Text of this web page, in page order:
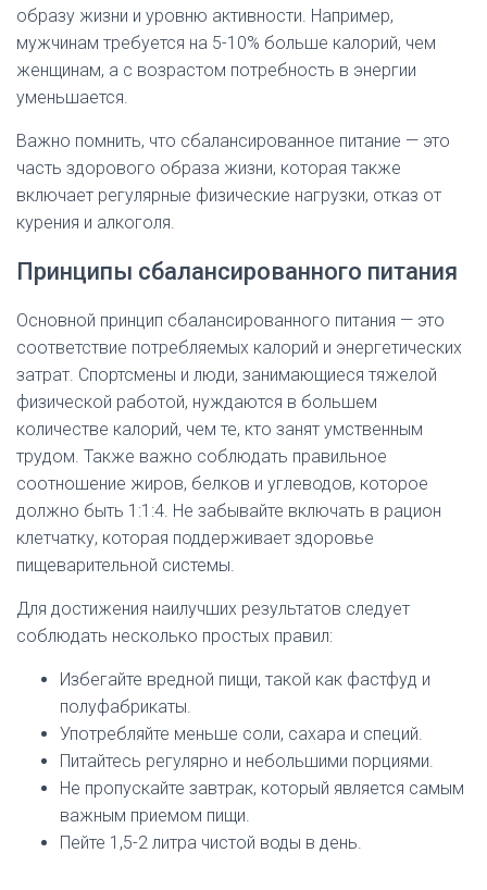
образу жизни и уровню активности. Например,
мужчинам требуется на 5-10% больше калорий, чем
женщинам, а с возрастом потребность в энергии
уменьшается.
Важно помнить, что сбалансированное питание — это
часть здорового образа жизни, которая также
включает регулярные физические нагрузки, отказ от
курения и алкоголя.
Принципы сбалансированного питания
Основной принцип сбалансированного питания — это
соответствие потребляемых калорий и энергетических
затрат. Спортсмены и люди, занимающиеся тяжелой
физической работой, нуждаются в большем
количестве калорий, чем те, кто занят умственным
трудом. Также важно соблюдать правильное
соотношение жиров, белков и углеводов, которое
должно быть 1:1:4. Не забывайте включать в рацион
клетчатку, которая поддерживает здоровье
пищеварительной системы.
Для достижения наилучших результатов следует
соблюдать несколько простых правил:
Избегайте вредной пищи, такой как фастфуд и
полуфабрикаты.
Употребляйте меньше соли, сахара и специй.
Питайтесь регулярно и небольшими порциями.
Не пропускайте завтрак, который является самым
важным приемом пищи.
Пейте 1,5-2 литра чистой воды в день.